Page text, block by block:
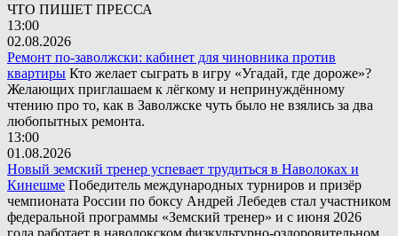
ЧТО ПИШЕТ ПРЕССА
13:00
02.08.2026
Ремонт по-заволжски: кабинет для чиновника против
квартиры Кто желает сыграть в игру «Угадай, где дороже»?
Желающих приглашаем к лёгкому и непринуждённому
чтению про то, как в Заволжске чуть было не взялись за два
любопытных ремонта.
13:00
01.08.2026
Новый земский тренер успевает трудиться в Наволоках и
Кинешме Победитель международных турниров и призёр
чемпионата России по боксу Андрей Лебедев стал участником
федеральной программы «Земский тренер» и с июня 2026
года работает в наволокском физкультурно-оздоровительном